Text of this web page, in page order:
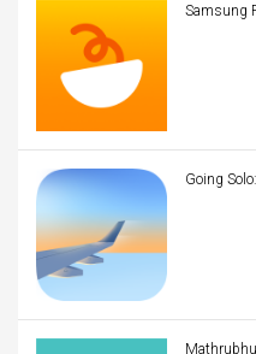
Samsung
Going